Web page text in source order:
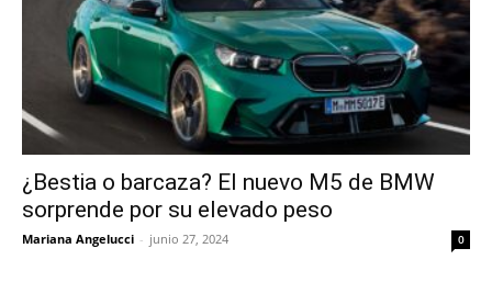
¿Bestia o barcaza? El nuevo M5 de BMW
sorprende por su elevado peso
Mariana Angelucci - junio 27, 2024 0